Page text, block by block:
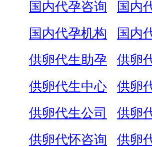
国内代孕咨询
国内
国内代孕机构
国内
供卵代生助孕
供卵
供卵代生中心
供卵
供卵代生公司
供卵
供卵代怀咨询
供卵